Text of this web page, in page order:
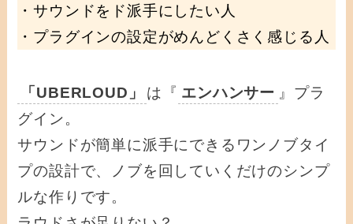
・サウンドをド派手にしたい人
・プラグインの設定がめんどくさく感じる人
「UBERLOUD」 は『 エンハンサー 』プラ
グイン。
サウンドが簡単に派手にできるワンノブタイ
プの設計で、ノブを回していくだけのシンプ
ルな作りです。